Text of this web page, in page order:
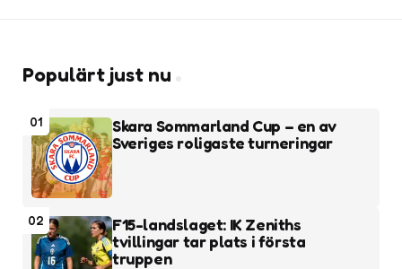
Populärt just nu
01
Skara Sommarland Cup – en av
Sveriges roligaste turneringar
02
F15-landslaget: IK Zeniths
tvillingar tar plats i första
truppen